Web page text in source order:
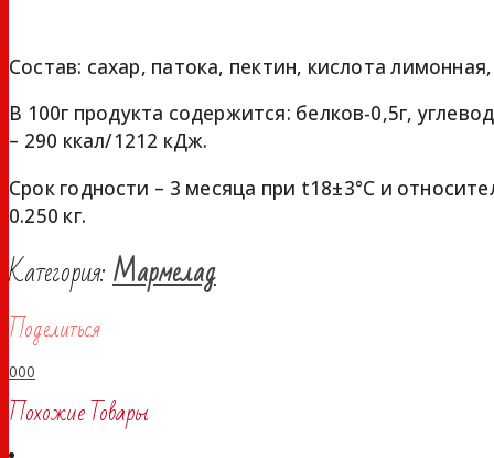
Мармелад Фруктовое Ассорти
Состав: сахар, патока, пектин, кислота
В 100г продукта содержится: белков-0,5г,
– 290 ккал/1212 кДж.
Срок годности – 3 месяца при t18±3°С и
0.250 кг.
Категория:Мармелад
Поделиться
000
Похожие Товары